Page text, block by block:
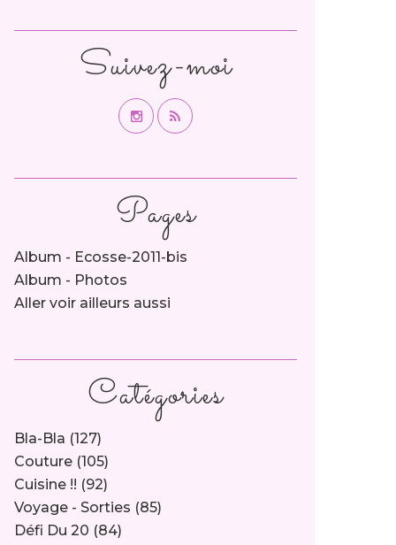
Catégories
Bla-Bla (127)
Couture (105)
Cuisine !! (92)
Voyage - Sorties (85)
Défi Du 20 (84)
Pages
Album - Ecosse-2011-bis
Album - Photos
Aller voir ailleurs aussi
Suivez-moi